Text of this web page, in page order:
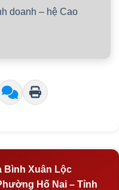
doanh – hệ Cao
Bình Xuân Lộc
Hố Nai – Tỉnh